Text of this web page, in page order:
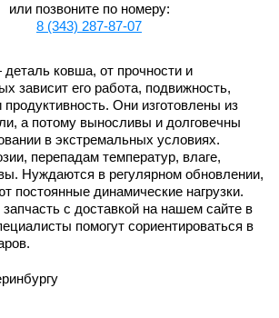
или позвоните по номеру:
8 (343) 287-87-07
ковша, от прочности и
зависит его работа, подвижность,
продуктивность. Они изготовлены из
а потому выносливы и долговечны
в экстремальных условиях.
перепадам температур, влаге,
Нуждаются в регулярном обновлении,
постоянные динамические нагрузки.
с доставкой на нашем сайте в
помогут сориентироваться в